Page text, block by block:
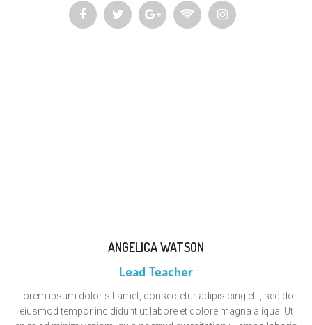
ANGELICA WATSON
Lead Teacher
Lorem ipsum dolor sit amet, consectetur adipisicing elit, sed do
eiusmod tempor incididunt ut labore et dolore magna aliqua. Ut